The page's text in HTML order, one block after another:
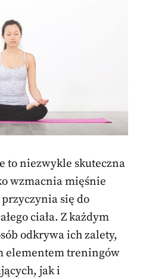
to niezwykle skuteczna
wzmacnia mięśnie
się do
ciała. Z każdym
odkrywa ich zalety,
elementem treningów
jak i